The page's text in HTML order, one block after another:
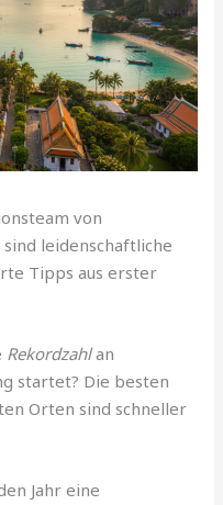
von
sind leidenschaftliche
Tipps aus erster
Rekordzahlan
startet? Die besten
Orten sind schneller
Jahr eine